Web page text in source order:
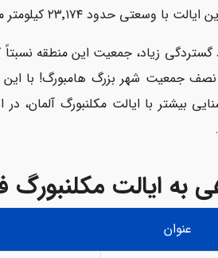
حدود ۲۳٬۱۷۴ کیلومتر مربع، ششمین ایالت بزرگ آلمان به شمار می‌آید.
نصف جمعیت شهر بزرگ هامبورگ! با
بیشتر با ایالت مکلنبورگ آلمان،
به ایالت مکلنبورگ
عنوان